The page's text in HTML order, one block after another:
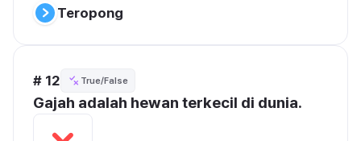
Teropong
# 12 True/False
Gajah adalah hewan terkecil di dunia.